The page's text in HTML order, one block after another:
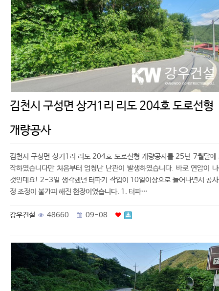
김천시 구성면 상거1리 리도 204호 도로선형
개량공사
김천시 구성면 상거1리 리도 204호 도로선형 개량공사를 25년 7월달에
작하였습니다만 처음부터 엄청난 난관이 발생하였습니다. 바로 연암이
것인데요! 2-3일 생각했던 터파기 작업이 10일이상으로 늘어나면서 공
정 조정이 불가피 해진 현장이였습니다. 1. 터파…
강우건설 48660 09-08